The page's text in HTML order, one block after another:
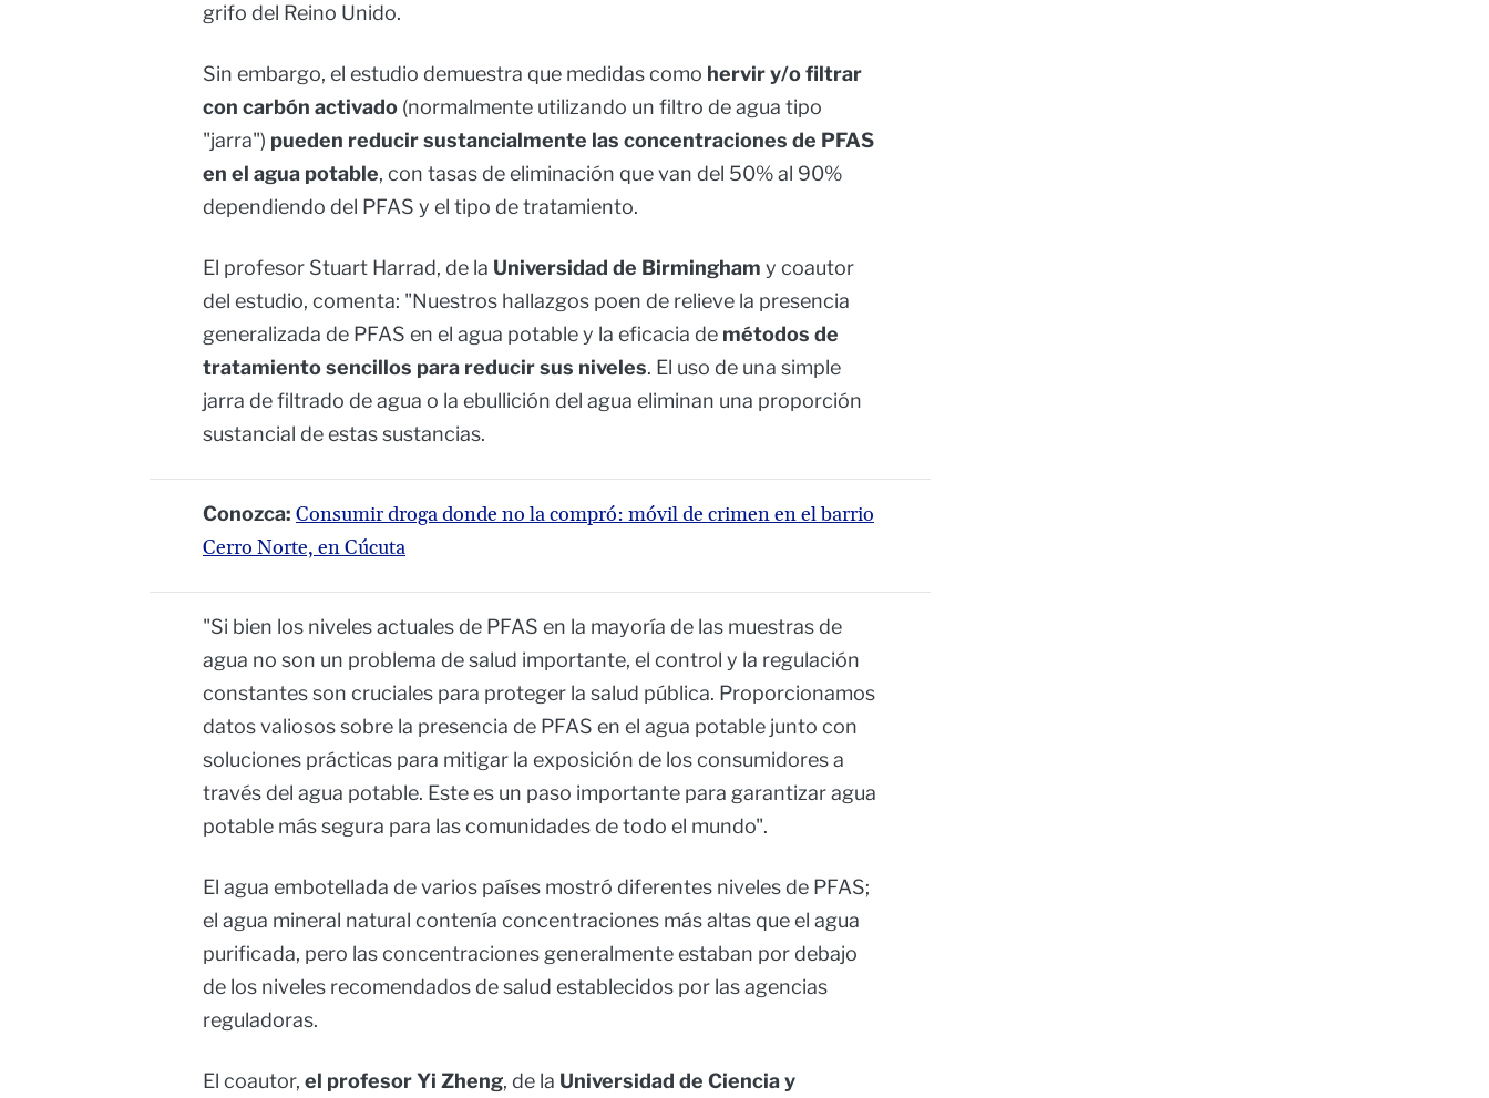
grifo del Reino Unido.
Sin embargo, el estudio demuestra que medidas como hervir y/o filtrar
con carbón activado (normalmente utilizando un filtro de agua tipo
"jarra") pueden reducir sustancialmente las concentraciones de PFAS
en el agua potable, con tasas de eliminación que van del 50% al 90%
dependiendo del PFAS y el tipo de tratamiento.
El profesor Stuart Harrad, de la Universidad de Birmingham y coautor
del estudio, comenta: "Nuestros hallazgos poen de relieve la presencia
generalizada de PFAS en el agua potable y la eficacia de métodos de
tratamiento sencillos para reducir sus niveles. El uso de una simple
jarra de filtrado de agua o la ebullición del agua eliminan una proporción
sustancial de estas sustancias.
Conozca: Consumir droga donde no la compró: móvil de crimen en el barrio
Cerro Norte, en Cúcuta
"Si bien los niveles actuales de PFAS en la mayoría de las muestras de
agua no son un problema de salud importante, el control y la regulación
constantes son cruciales para proteger la salud pública. Proporcionamos
datos valiosos sobre la presencia de PFAS en el agua potable junto con
soluciones prácticas para mitigar la exposición de los consumidores a
través del agua potable. Este es un paso importante para garantizar agua
potable más segura para las comunidades de todo el mundo".
El agua embotellada de varios países mostró diferentes niveles de PFAS;
el agua mineral natural contenía concentraciones más altas que el agua
purificada, pero las concentraciones generalmente estaban por debajo
de los niveles recomendados de salud establecidos por las agencias
reguladoras.
El coautor, el profesor Yi Zheng, de la Universidad de Ciencia y